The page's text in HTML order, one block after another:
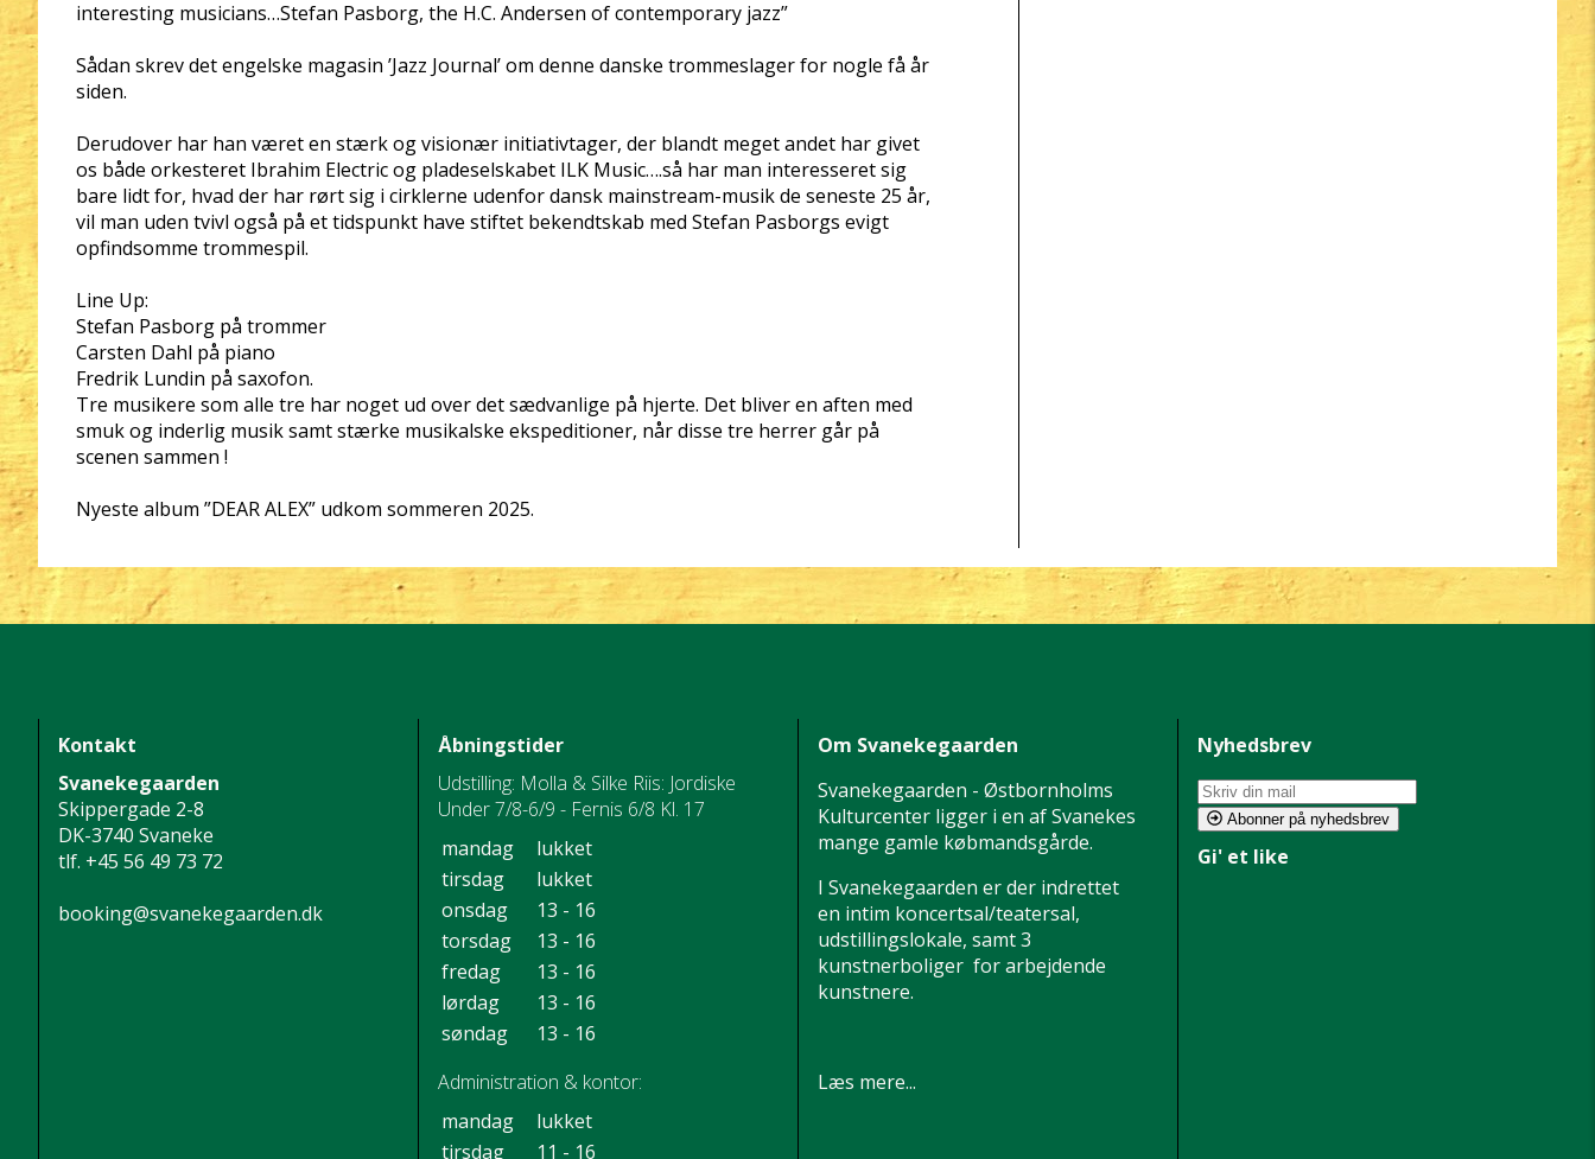
interesting musicians…Stefan Pasborg, the H.C. Andersen of contemporary jazz”
Sådan skrev det engelske magasin ’Jazz Journal’ om denne danske trommeslager for nogle få år
siden.
Derudover har han været en stærk og visionær initiativtager, der blandt meget andet har givet
os både orkesteret Ibrahim Electric og pladeselskabet ILK Music….så har man interesseret sig
bare lidt for, hvad der har rørt sig i cirklerne udenfor dansk mainstream-musik de seneste 25 år,
vil man uden tvivl også på et tidspunkt have stiftet bekendtskab med Stefan Pasborgs evigt
opfindsomme trommespil.
Line Up:
Stefan Pasborg på trommer
Carsten Dahl på piano
Fredrik Lundin på saxofon.
Tre musikere som alle tre har noget ud over det sædvanlige på hjerte. Det bliver en aften med
smuk og inderlig musik samt stærke musikalske ekspeditioner, når disse tre herrer går på
scenen sammen !
Nyeste album ”DEAR ALEX” udkom sommeren 2025.
Kontakt
Svanekegaarden
Skippergade 2-8
DK-3740 Svaneke
tlf. +45 56 49 73 72
booking@svanekegaarden.dk
Åbningstider
Udstilling: Molla & Silke Riis: Jordiske
Under 7/8-6/9 - Fernis 6/8 Kl. 17
mandag
lukket
tirsdag
lukket
onsdag
13 - 16
torsdag
13 - 16
fredag
13 - 16
lørdag
13 - 16
søndag
13 - 16
Administration & kontor:
mandag
lukket
tirsdag
11 - 16
Om Svanekegaarden
Svanekegaarden - Østbornholms
Kulturcenter ligger i en af Svanekes
mange gamle købmandsgårde.
I Svanekegaarden er der indrettet
en intim koncertsal/teatersal,
udstillingslokale, samt 3
kunstnerboliger for arbejdende
kunstnere.
Læs mere...
Nyhedsbrev
Abonner på nyhedsbrev
Gi' et like